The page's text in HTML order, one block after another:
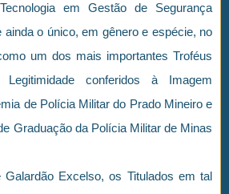
em Gestão de Segurança
ainda o único, em gênero e espécie, no
um dos mais importantes Troféus
conferidos à Imagem
de Polícia Militar do Prado Mineiro e
Graduação da Polícia Militar de Minas
Excelso, os Titulados em tal